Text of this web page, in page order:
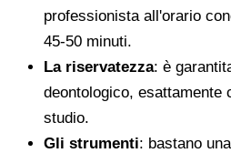
professionista all'orario
45-50 minuti.
La riservatezza: è
deontologico, esattamente
studio.
Gli strumenti: bastano